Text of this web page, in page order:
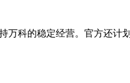
科的稳定经营。官方还